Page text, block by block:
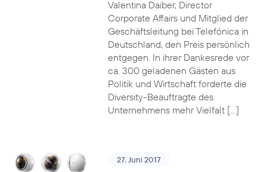
Valentina Daiber, Director
Corporate Affairs und Mitglied der
Geschäftsleitung bei Telefónica in
Deutschland, den Preis persönlich
entgegen. In ihrer Dankesrede vor
ca. 300 geladenen Gästen aus
Politik und Wirtschaft forderte die
Diversity-Beauftragte des
Unternehmens mehr Vielfalt […]
27. Juni 2017